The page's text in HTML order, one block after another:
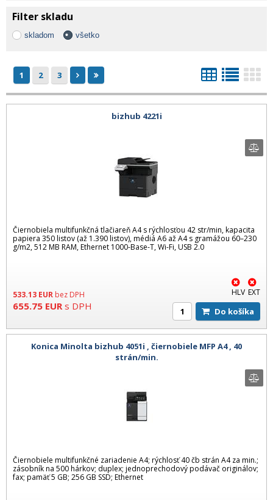
Filter skladu
skladom všetko
1 2 3
bizhub 4221i
Čiernobiela multifunkčná tlačiareň A4 s rýchlosťou 42 str/min, kapacita
papiera 350 listov (až 1.390 listov), médiá A6 až A4 s gramážou 60–230
g/m2, 512 MB RAM, Ethernet 1000-Base-T, Wi-Fi, USB 2.0
533.13 EUR bez DPH
655.75 EUR s DPH
HLV EXT
Do košíka
Konica Minolta bizhub 4051i , čiernobiele MFP A4 , 40
strán/min.
Čiernobiele multifunkčné zariadenie A4; rýchlosť 40 čb strán A4 za min.;
zásobník na 500 hárkov; duplex; jednoprechodový podávač originálov;
fax; pamäť 5 GB; 256 GB SSD; Ethernet